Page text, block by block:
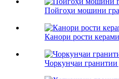
Пойгоҳи мошини
Канори рости
Чоркунҷаи